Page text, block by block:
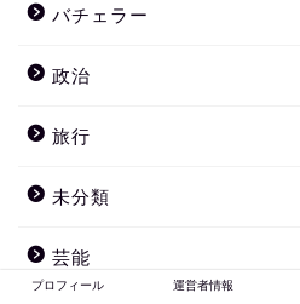
バチェラー
政治
旅行
未分類
芸能
プロフィール 運営者情報